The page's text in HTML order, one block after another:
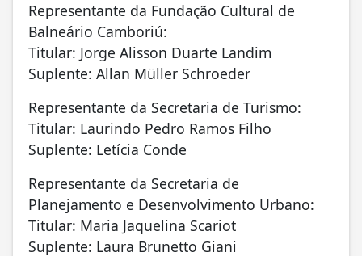
Representante da Fundação Cultural de
Balneário Camboriú:
Titular: Jorge Alisson Duarte Landim
Suplente: Allan Müller Schroeder
Representante da Secretaria de Turismo:
Titular: Laurindo Pedro Ramos Filho
Suplente: Letícia Conde
Representante da Secretaria de
Planejamento e Desenvolvimento Urbano:
Titular: Maria Jaquelina Scariot
Suplente: Laura Brunetto Giani